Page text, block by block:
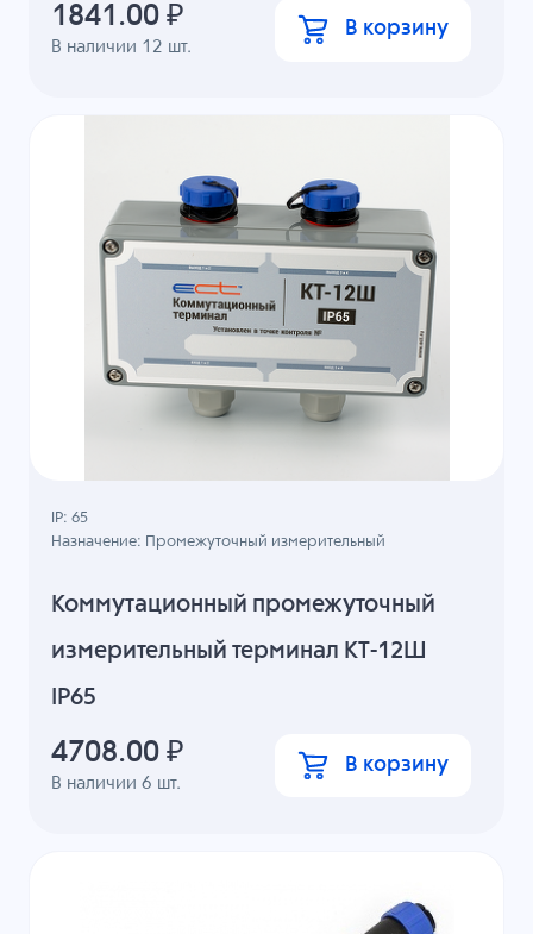
В наличии 12 шт.
1841.00 ₽ В корзину
Коммутационный промежуточный
измерительный терминал КТ-12Ш
IP65
В наличии6 шт.
IP: 65
Назначение: Промежуточный измерительный
4708.00 ₽ В корзину